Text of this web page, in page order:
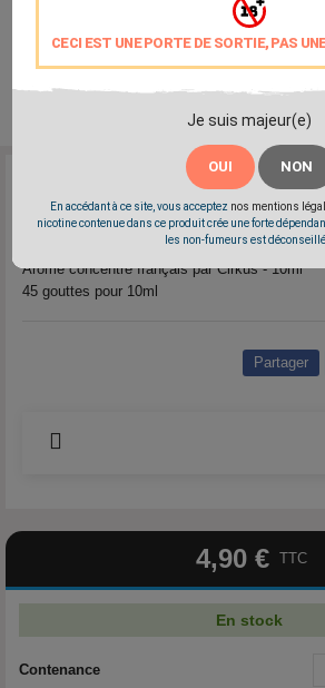
CECI EST UNE PORTE DE SORTIE, PAS
Je suis majeur(e)
OUI NON
En accédant à ce site, vous acceptez nos mentions
nicotine contenue dans ce produit crée une forte
les non-fumeurs est
cirkus-arome-us
Marque: Cirkus
Arôme de classic blond aux notes gourmandes
Arôme concentré français par Cirkus - 10ml
45 gouttes pour 10ml
Partager
4,90 € TTC
En stock
Contenance